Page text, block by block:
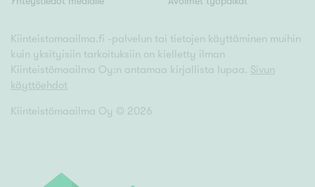
Kiinteistomaailma.fi -palvelun tai tietojen käyttäminen muihin
kuin yksityisiin tarkoituksiin on kielletty ilman
Kiinteistömaailma Oy:n antamaa kirjallista lupaa. Sivun
käyttöehdot
Kiinteistömaailma Oy © 2026